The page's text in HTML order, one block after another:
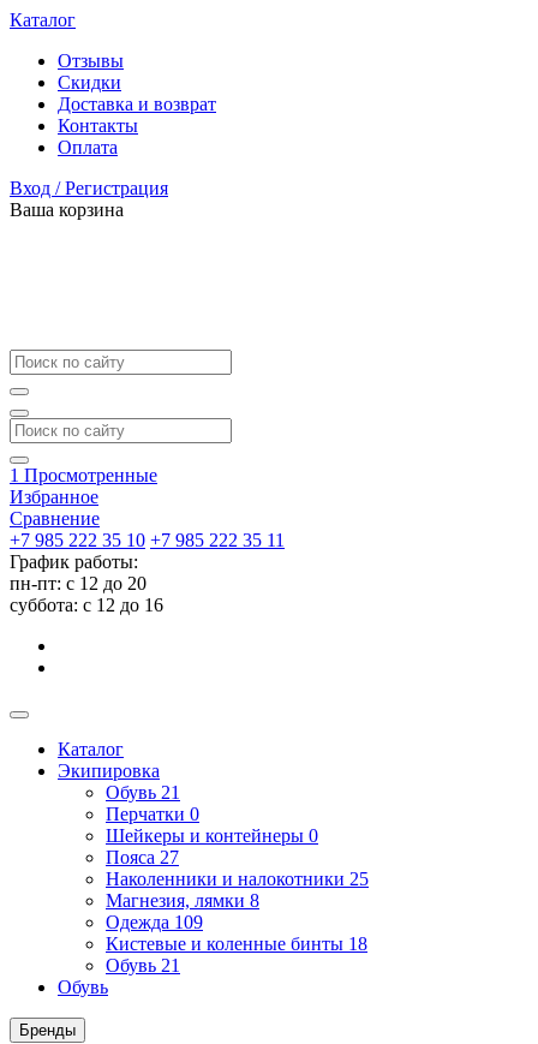
Каталог
Отзывы
Скидки
Доставка и возврат
Контакты
Оплата
Вход / Регистрация
Ваша корзина
1 Просмотренные
Избранное
Сравнение
+7 985 222 35 10 +7 985 222 35 11
График работы:
пн-пт: с 12 до 20
суббота: c 12 до 16
Каталог
Экипировка
Обувь 21
Перчатки 0
Шейкеры и контейнеры 0
Пояса 27
Наколенники и налокотники 25
Магнезия, лямки 8
Одежда 109
Кистевые и коленные бинты 18
Обувь 21
Обувь
Бренды